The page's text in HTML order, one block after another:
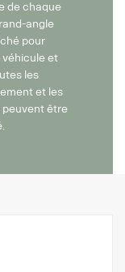
de chaque
angle
pour
véhicule et
les
et les
être